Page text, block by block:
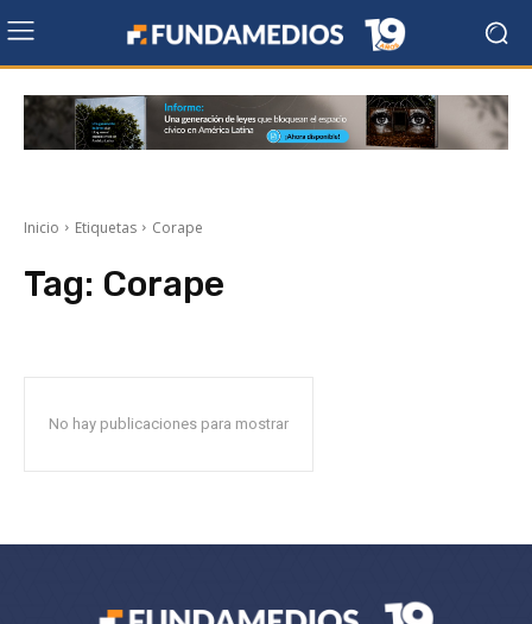
Inicio Etiquetas Corape
Tag: Corape
No hay publicaciones para mostrar